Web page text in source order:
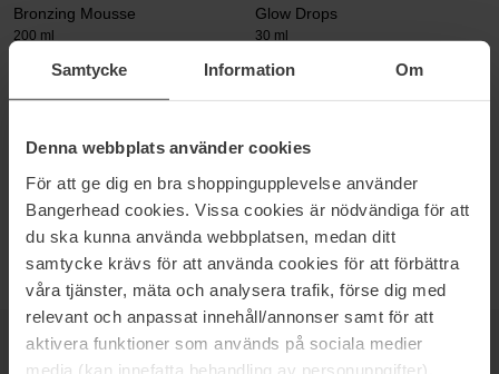
Samtycke Information Om
Denna webbplats använder cookies
För att ge dig en bra shoppingupplevelse använder
Bangerhead cookies. Vissa cookies är nödvändiga för att
du ska kunna använda webbplatsen, medan ditt
samtycke krävs för att använda cookies för att förbättra
våra tjänster, mäta och analysera trafik, förse dig med
relevant och anpassat innehåll/annonser samt för att
aktivera funktioner som används på sociala medier
media (kan innefatta behandling av personuppgifter).
Bronzing Mousse
200 ml
Glow Drops
30 ml
34 €
Bronzing Gel
400 ml
35 € Niet op voorraad
Exfoliating Mitt
Exfoliating Mitt
8 € Niet op voorraad